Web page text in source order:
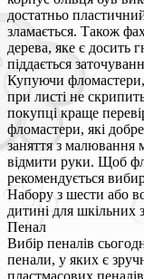
достатньо
зламається. Також
дерева, яке є досить
піддається
Купуючи
при листі не
покупці краще
фломастери, які
заняття з малювання
відмити руки. Щоб
рекомендується
Набору з шести або
дитині для шкільних
Пенал
Вибір пеналів
пенали, у яких є
пластмасових